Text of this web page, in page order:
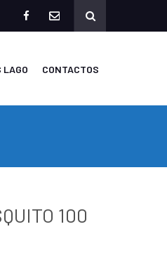
LAGO CONTACTOS
100